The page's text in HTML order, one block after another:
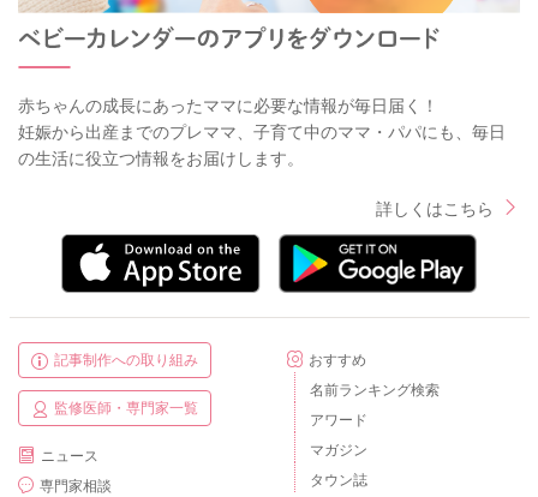
赤ちゃんの成長にあったママに必要な情報が毎日届く！
妊娠から出産までのプレママ、子育て中のママ・パパにも、毎日
の生活に役立つ情報をお届けします。
詳しくはこちら
記事制作への取り組み
監修医師・専門家一覧
ニュース
専門家相談
おすすめ
名前ランキング検索
アワード
マガジン
タウン誌